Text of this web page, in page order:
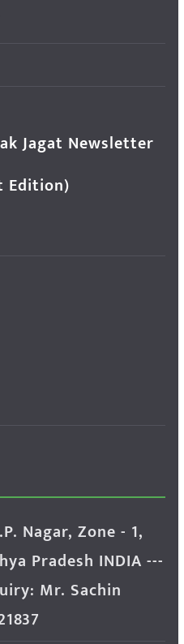
Jagat Newsletter
Edition)
Nagar, Zone - 1,
Pradesh INDIA ---
Mr. Sachin